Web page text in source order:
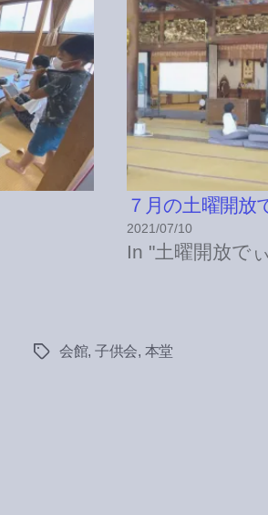
７月の土曜開放
2021/07/10
In "土曜開放で
Tags会館, 子供会, 本堂